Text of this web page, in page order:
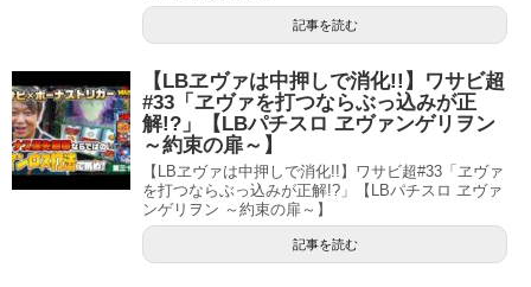
記事を読む
【LBヱヴァは中押しで消化!!】ワサビ超
#33「ヱヴァを打つならぶっ込みが正
解!?」【LBパチスロ ヱヴァンゲリヲン
～約束の扉～】
【LBヱヴァは中押しで消化!!】ワサビ超#33「ヱヴァ
を打つならぶっ込みが正解!?」【LBパチスロ ヱヴァ
ンゲリヲン ～約束の扉～】
記事を読む